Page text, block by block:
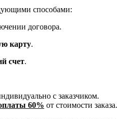
способами:
договора.
карту.
счет.
с заказчиком.
60% от стоимости заказа.